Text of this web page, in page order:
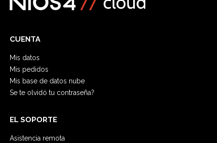
CUENTA
Mis datos
Mis pedidos
Mis base de datos nube
Se te olvidó tu contraseña?
EL SOPORTE
Asistencia remota